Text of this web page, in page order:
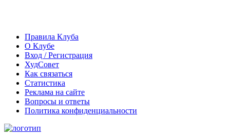
Правила Клуба
О Клубе
Вход / Регистрация
ХудСовет
Как связаться
Статистика
Реклама на сайте
Вопросы и ответы
Политика конфиденциальности